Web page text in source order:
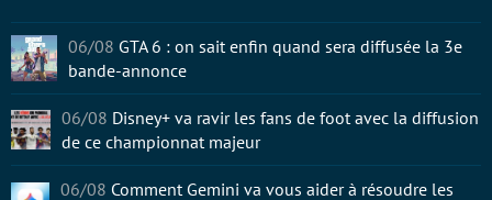
06/08 GTA 6 : on sait enfin quand sera diffusée la 3e
bande-annonce
06/08 Disney+ va ravir les fans de foot avec la diffusion
de ce championnat majeur
06/08 Comment Gemini va vous aider à résoudre les